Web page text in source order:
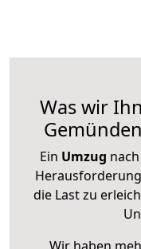
Was wir
Ein Umzug
die Last zu